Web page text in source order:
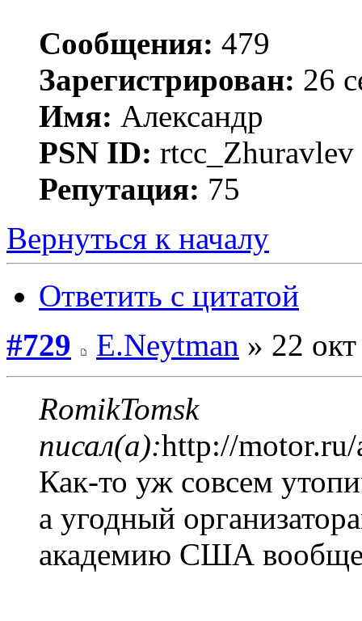
Сообщения: 479
Зарегистрирован: 26
Имя: Александр
PSN ID:
Репутация: 75
Вернуться к началу
Ответить с цитатой
#729
E.Neytman » 22
RomikTomsk
писал(а):http://
Как-то уж совсем
а угодный
академию США вообще